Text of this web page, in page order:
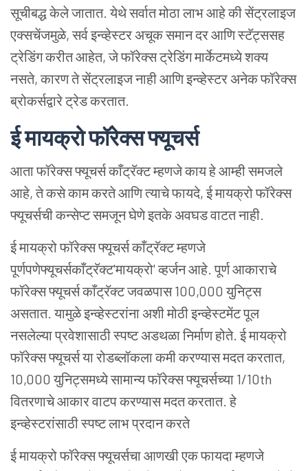
सूचीबद्ध केले जातात. येथे सर्वात मोठा लाभ आहे की सेंट्रलाइज
एक्सचेंजमुळे, सर्व इन्व्हेस्टर अचूक समान दर आणि स्टॅट्ससह
ट्रेडिंग करीत आहेत, जे फॉरेक्स ट्रेडिंग मार्केटमध्ये शक्य
नसते, कारण ते सेंट्रलाइज नाही आणि इन्व्हेस्टर अनेक फॉरेक्स
ब्रोकर्सद्वारे ट्रेड करतात.
ई मायक्रो फॉरेक्स फ्यूचर्स
आता फॉरेक्स फ्यूचर्स काँट्रॅक्ट म्हणजे काय हे आम्ही समजले
आहे, ते कसे काम करते आणि त्याचे फायदे, ई मायक्रो फॉरेक्स
फ्यूचर्सची कन्सेप्ट समजून घेणे इतके अवघड वाटत नाही.
ई मायक्रो फॉरेक्स फ्यूचर्स काँट्रॅक्ट म्हणजे
पूर्णपणेफ्यूचर्सकाँट्रॅक्ट'मायक्रो' व्हर्जन आहे. पूर्ण आकाराचे
फॉरेक्स फ्यूचर्स काँट्रॅक्ट जवळपास 100,000 युनिट्स
असतात. यामुळे इन्व्हेस्टरांना अशी मोठी इन्व्हेस्टमेंट पूल
नसलेल्या प्रवेशासाठी स्पष्ट अडथळा निर्माण होते. ई मायक्रो
फॉरेक्स फ्यूचर्स या रोडब्लॉकला कमी करण्यास मदत करतात,
10,000 युनिट्समध्ये सामान्य फॉरेक्स फ्यूचर्सच्या 1/10th
वितरणाचे आकार वाटप करण्यास मदत करतात. हे
इन्व्हेस्टरांसाठी स्पष्ट लाभ प्रदान करते
ई मायक्रो फॉरेक्स फ्यूचर्सचा आणखी एक फायदा म्हणजे